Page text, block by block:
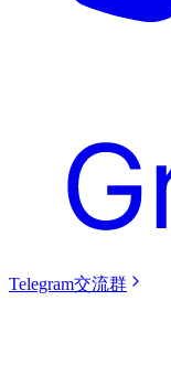
Telegram交流群